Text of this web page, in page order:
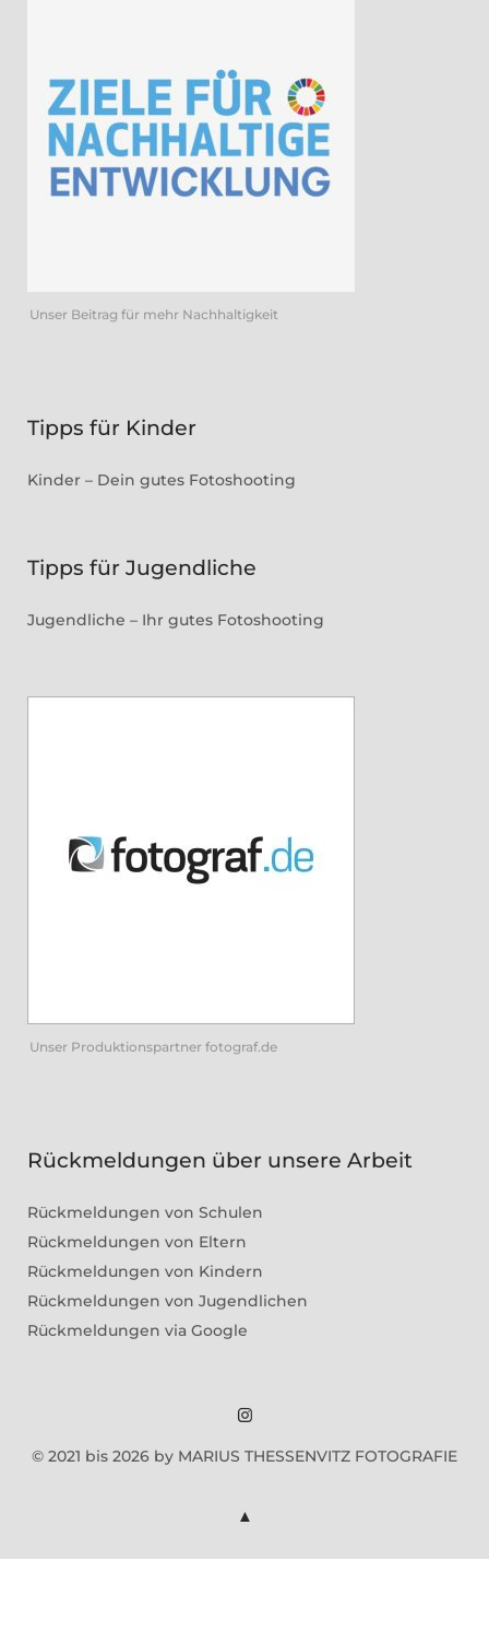
Unser Beitrag für mehr Nachhaltigkeit
Tipps für Kinder
Kinder – Dein gutes Fotoshooting
Tipps für Jugendliche
Jugendliche – Ihr gutes Fotoshooting
Unser Produktionspartner fotograf.de
Rückmeldungen über unsere Arbeit
Rückmeldungen von Schulen
Rückmeldungen von Eltern
Rückmeldungen von Kindern
Rückmeldungen von Jugendlichen
Rückmeldungen via Google
Marius
Instagram
© 2021 bis 2026 by MARIUS THESSENVITZ FOTOGRAFIE